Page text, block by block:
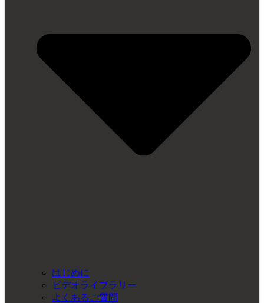
はじめに
ビデオライブラリー
よくあるご質問